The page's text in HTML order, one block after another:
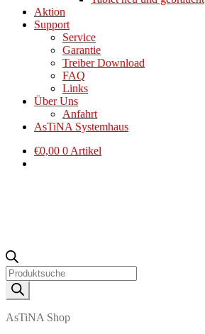
Aktion
Support
Service
Garantie
Treiber Download
FAQ
Links
Über Uns
Anfahrt
AsTiNA Systemhaus
€0,00 0 Artikel
Products
search
AsTiNA Shop